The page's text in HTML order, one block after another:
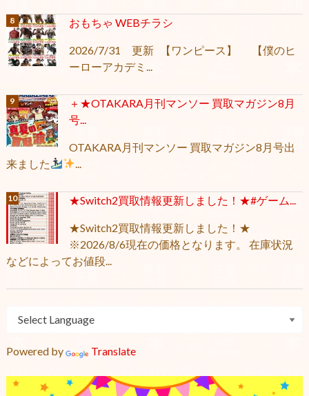
おもちゃ WEBチラシ
2026/7/31 更新 【ワンピース】 【僕のヒ
ーローアカデミ...
＋★OTAKARA月刊マンソー 買取マガジン8月
号...
OTAKARA月刊マンソー 買取マガジン8月号出
来ました
★Switch2買取情報更新しました！★#ゲーム...
★Switch2買取情報更新しました！★
※2026/8/6現在の価格となります。 在庫状況
などによってお値段...
Powered by Translate